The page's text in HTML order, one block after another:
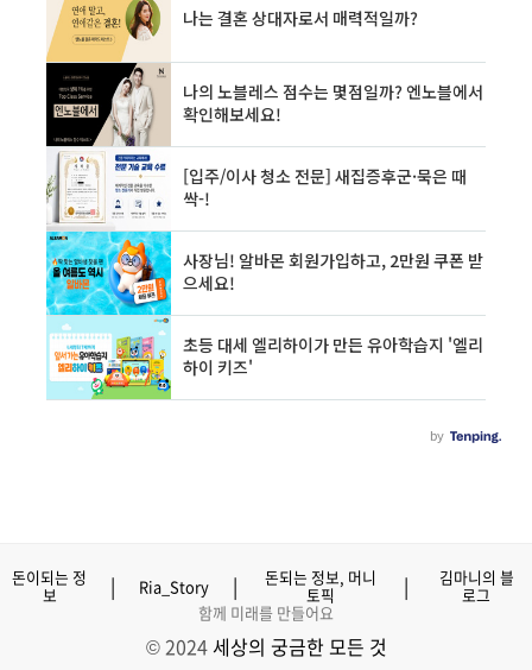
의 지게차기능사 시험은 매년 정해진 일정에 따라 진행됩니다. 보통 연간
두 차례 ..
돈이되는 정
보 | Ria_Story | 돈되는 정보, 머니
토픽 | 김마니의 블
로그
함께 미래를 만들어요
© 2024세상의 궁금한 모든 것